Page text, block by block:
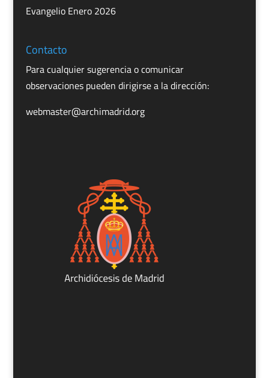
Evangelio Enero 2026
Contacto
Para cualquier sugerencia o comunicar
observaciones pueden dirigirse a la dirección:
webmaster@archimadrid.org